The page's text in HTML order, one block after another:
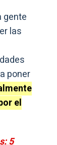
gente
las
poner
el
5